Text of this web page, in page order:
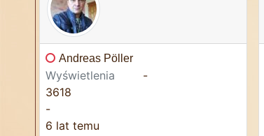
Andreas Pöller
Wyświetlenia
3618
-
6 lat temu
-